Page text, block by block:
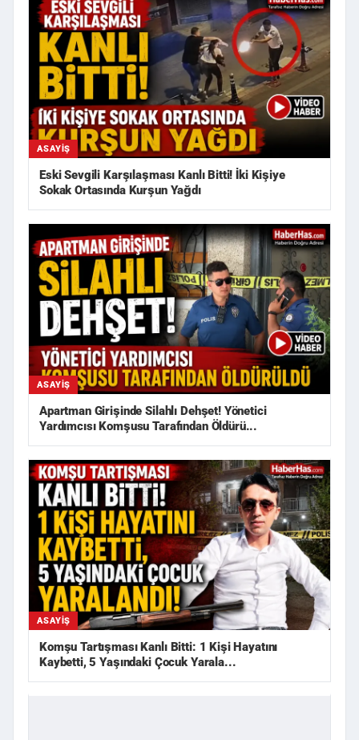
ASAYIŞ
Eski Sevgili Karşılaşması Kanlı Bitti! İki Kişiye
Sokak Ortasında Kurşun Yağdı
ASAYIŞ
Apartman Girişinde Silahlı Dehşet! Yönetici
Yardımcısı Komşusu Tarafından Öldürü...
ASAYIŞ
Komşu Tartışması Kanlı Bitti: 1 Kişi Hayatını
Kaybetti, 5 Yaşındaki Çocuk Yarala...